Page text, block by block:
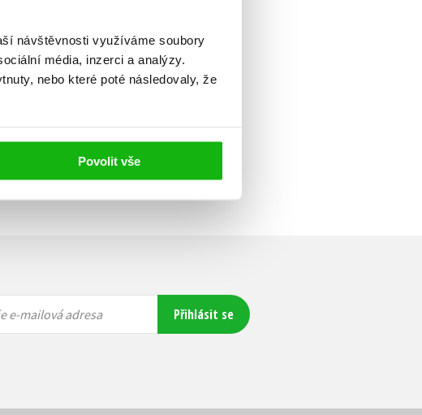
návštěvnosti využíváme soubory
média, inzerci a analýzy.
nebo které poté následovaly, že
Povolit vše
e-
e-
e-mailová adresa Přihlásit se